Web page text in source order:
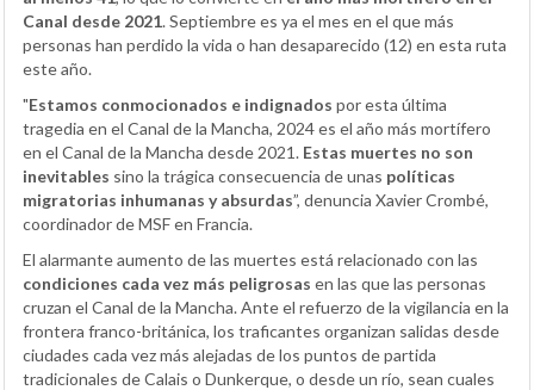
Canal desde 2021. Septiembre es ya el mes en el que más
personas han perdido la vida o han desaparecido (12) en esta ruta
este año.
"Estamos conmocionados e indignados por esta última
tragedia en el Canal de la Mancha, 2024 es el año más mortífero
en el Canal de la Mancha desde 2021. Estas muertes no son
inevitables sino la trágica consecuencia de unas políticas
migratorias inhumanas y absurdas”, denuncia Xavier Crombé,
coordinador de MSF en Francia.
El alarmante aumento de las muertes está relacionado con las
condiciones cada vez más peligrosas en las que las personas
cruzan el Canal de la Mancha. Ante el refuerzo de la vigilancia en la
frontera franco-británica, los traficantes organizan salidas desde
ciudades cada vez más alejadas de los puntos de partida
tradicionales de Calais o Dunkerque, o desde un río, sean cuales